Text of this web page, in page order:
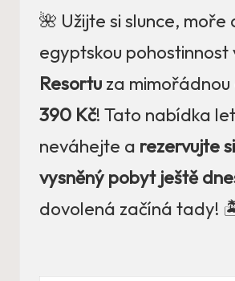
🌺 Užijte si slunce, moře
egyptskou pohostinnost
Resortu za mimořádnou
390 Kč! Tato nabídka
neváhejte a rezervujte
vysněný pobyt ještě
dovolená začíná tady!